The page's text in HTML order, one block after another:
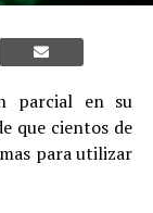
parcial en su
que cientos de
para utilizar